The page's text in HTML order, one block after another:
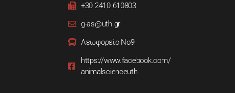
+30 2410 610803
g-as@uth.gr
Λεωφορείο Νο9
https://www.facebook.com/
animalscienceuth